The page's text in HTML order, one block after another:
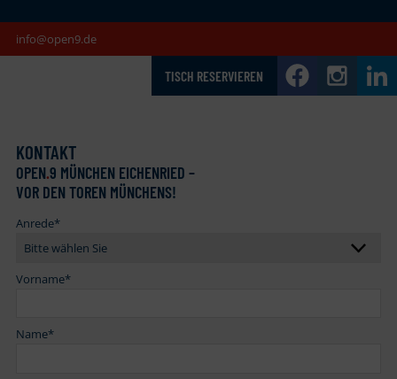
info@open9.de
TISCH RESERVIEREN
KONTAKT
OPEN.9 MÜNCHEN EICHENRIED –
VOR DEN TOREN MÜNCHENS!
Anrede*
Vorname*
Name*